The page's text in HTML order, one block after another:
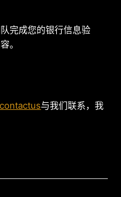
完成您的银行信息验
。
与我们联系，我